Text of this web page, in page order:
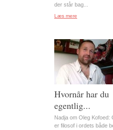
der står bag...
Læs mere
Hvornår har du
egentlig...
Nadja om Oleg Kofoed:
er filosof i ordets både